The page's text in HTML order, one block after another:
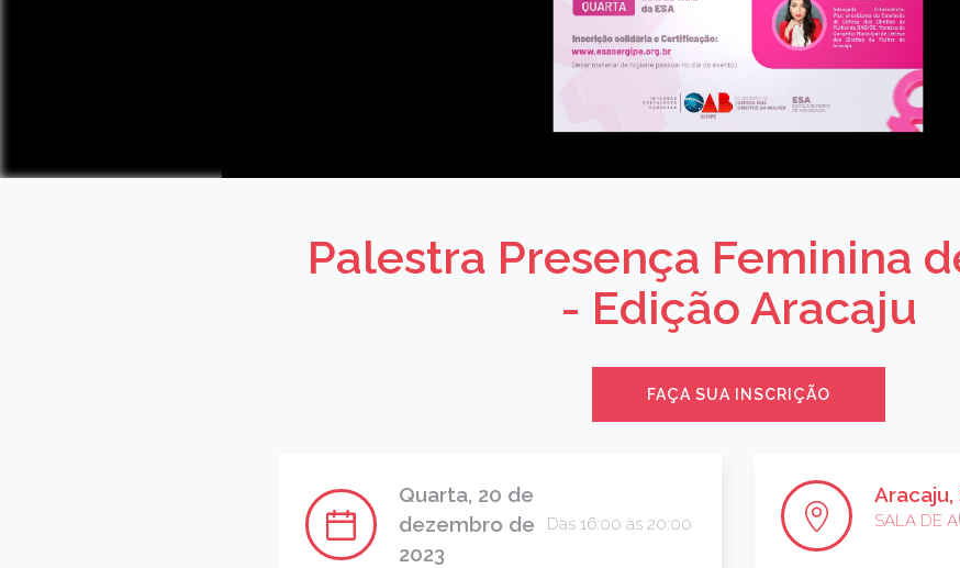
Palestra Presença Feminina
- Edição Aracaju
FAÇA SUA INSCRIÇÃO
Quarta, 20 de
dezembro de
2023
Das 16:00 às 20:00
Aracaju,
SALA DE